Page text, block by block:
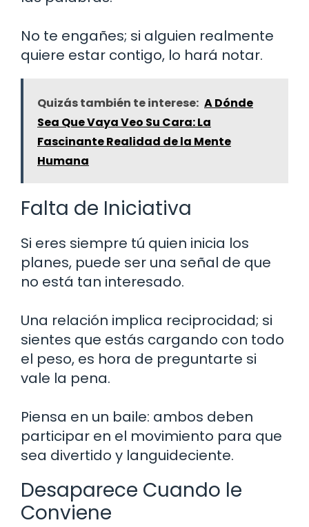
No te engañes; si alguien realmente
quiere estar contigo, lo hará notar.
Quizás también te interese: A Dónde
Sea Que Vaya Veo Su Cara: La
Fascinante Realidad de la Mente
Humana
Falta de Iniciativa
Si eres siempre tú quien inicia los
planes, puede ser una señal de que
no está tan interesado.
Una relación implica reciprocidad; si
sientes que estás cargando con todo
el peso, es hora de preguntarte si
vale la pena.
Piensa en un baile: ambos deben
participar en el movimiento para que
sea divertido y languideciente.
Desaparece Cuando le
Conviene